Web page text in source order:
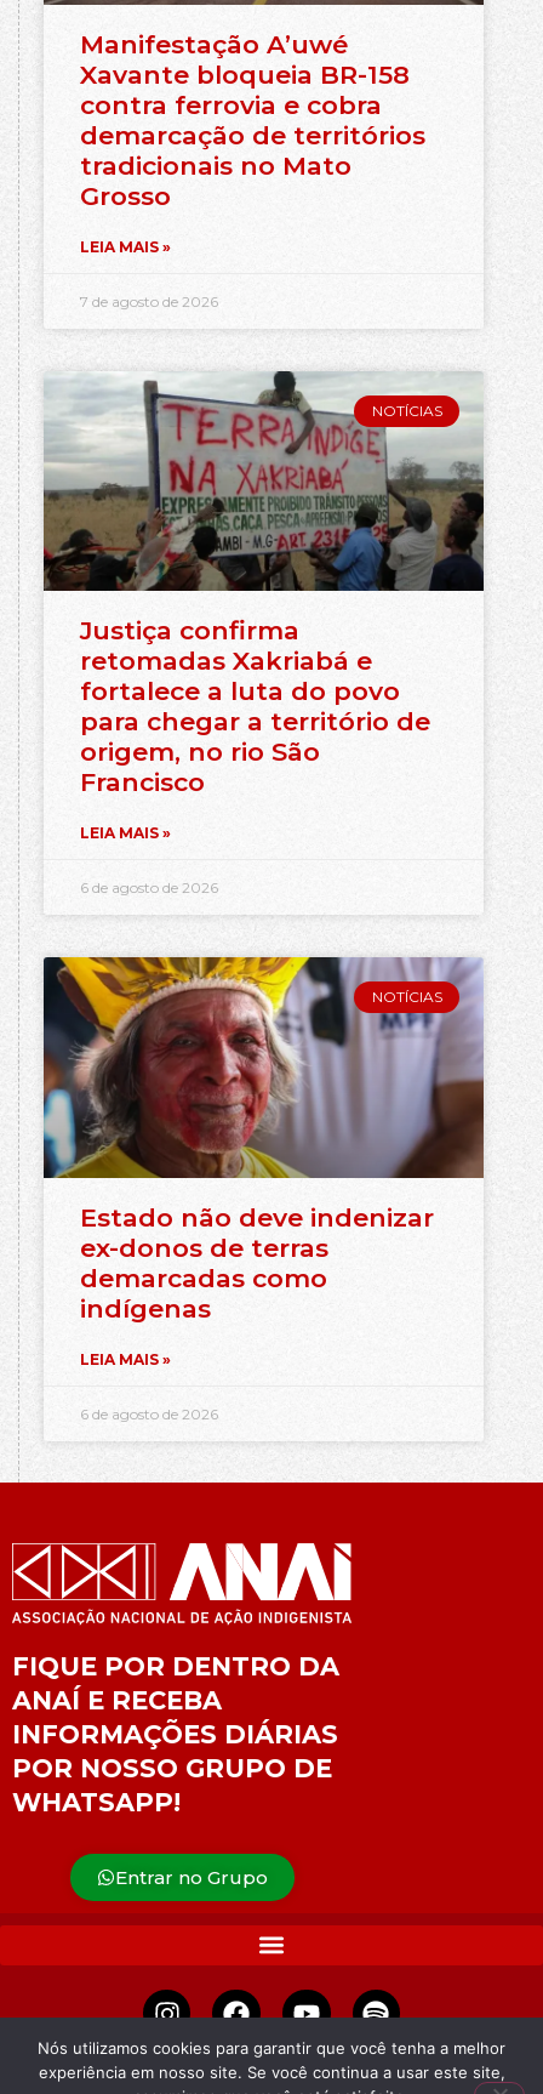
Manifestação A’uwé
Xavante bloqueia BR-158
contra ferrovia e cobra
demarcação de territórios
tradicionais no Mato
Grosso
LEIA MAIS »
7 de agosto de 2026
NOTÍCIAS
Justiça confirma
retomadas Xakriabá e
fortalece a luta do povo
para chegar a território de
origem, no rio São
Francisco
LEIA MAIS »
6 de agosto de 2026
NOTÍCIAS
Estado não deve indenizar
ex-donos de terras
demarcadas como
indígenas
LEIA MAIS »
6 de agosto de 2026
FIQUE POR DENTRO DA
ANAÍ E RECEBA
INFORMAÇÕES DIÁRIAS
POR NOSSO GRUPO DE
WHATSAPP!
Entrar no Grupo
APOIE
Nós utilizamos cookies para garantir que você tenha a melhor
experiência em nosso site. Se você continua a usar este site,